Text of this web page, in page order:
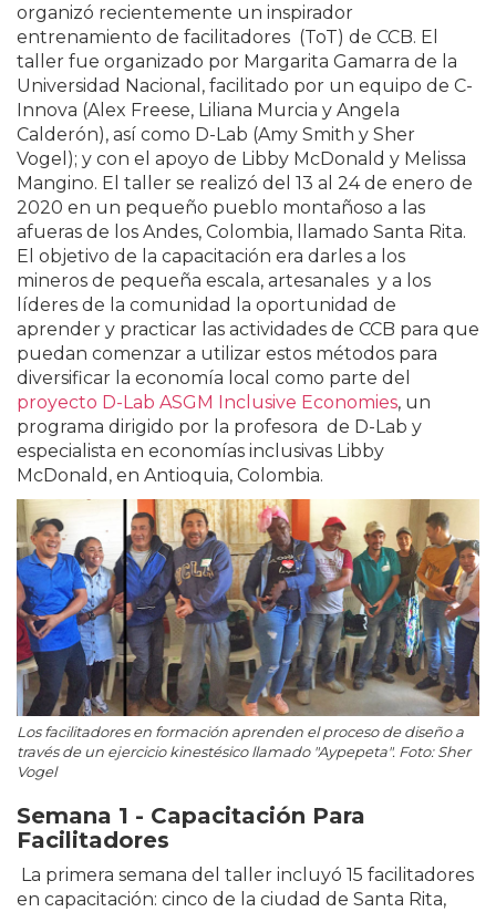
organizó recientemente un inspirador
entrenamiento de facilitadores (ToT) de CCB. El
taller fue organizado por Margarita Gamarra de la
Universidad Nacional, facilitado por un equipo de C-
Innova (Alex Freese, Liliana Murcia y Angela
Calderón), así como D-Lab (Amy Smith y Sher
Vogel); y con el apoyo de Libby McDonald y Melissa
Mangino. El taller se realizó del 13 al 24 de enero de
2020 en un pequeño pueblo montañoso a las
afueras de los Andes, Colombia, llamado Santa Rita.
El objetivo de la capacitación era darles a los
mineros de pequeña escala, artesanales y a los
líderes de la comunidad la oportunidad de
aprender y practicar las actividades de CCB para que
puedan comenzar a utilizar estos métodos para
diversificar la economía local como parte del
proyecto D-Lab ASGM Inclusive Economies, un
programa dirigido por la profesora de D-Lab y
especialista en economías inclusivas Libby
McDonald, en Antioquia, Colombia.
Los facilitadores en formación aprenden el proceso de diseño a
través de un ejercicio kinestésico llamado "Aypepeta". Foto: Sher
Vogel
Semana 1 - Capacitación Para
Facilitadores
La primera semana del taller incluyó 15 facilitadores
en capacitación: cinco de la ciudad de Santa Rita,